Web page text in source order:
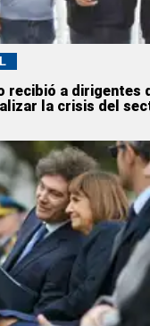
recibió a dirigentes
la crisis del